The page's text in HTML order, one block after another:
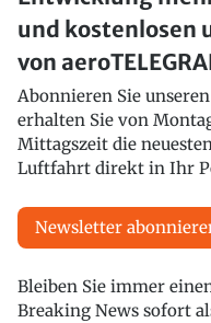
und kostenlosen
von
Abonnieren Sie
erhalten Sie von
Mittagszeit die
Luftfahrt direkt in Ihr
Newsletter
Bleiben Sie immer
Breaking News sofort